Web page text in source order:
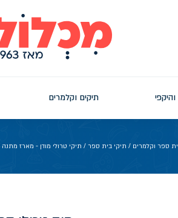
תיקים וקלמרים
ספר וקלמרים / תיקי בית ספר / תיקי טרולי מודן - מארז מתנה